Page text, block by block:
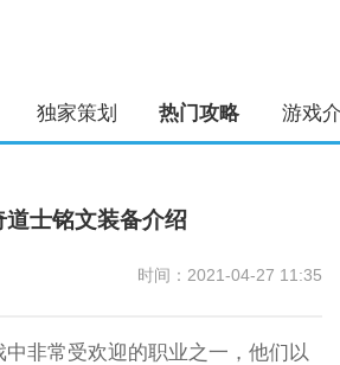
独家策划 热门攻略 游戏
道士铭文装备介绍
时间：2021-04-27 11:35
非常受欢迎的职业之一，他们以